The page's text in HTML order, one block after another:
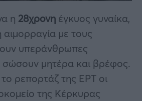
η 28χρονη έγκυος γυναίκα,
αιμορραγία με τους
υπεράνθρωπες
μητέρα και βρέφος.
ρεπορτάζ της ΕΡΤ οι
της Κέρκυρας